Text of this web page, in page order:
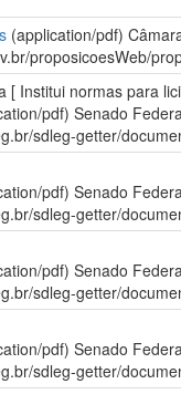
(application/pdf)
proposicoesWeb/
[ Institui normas para
pdf) Senado
sdleg-getter/
pdf) Senado
sdleg-getter/
pdf) Senado
sdleg-getter/
pdf) Senado
sdleg-getter/